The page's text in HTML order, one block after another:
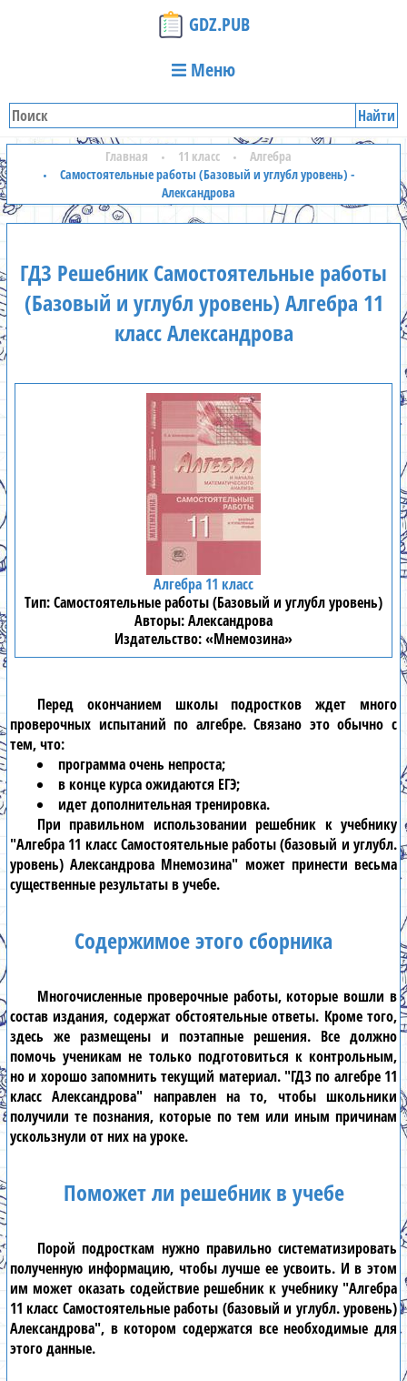
GDZ.PUB
Меню
Найти
Главная 11 класс
Алгебра
Самостоятельные работы (Базовый и углубл уровень) -
Александрова
ГДЗ Решебник Самостоятельные работы
(Базовый и углубл уровень) Алгебра 11
класс Александрова
Алгебра 11 класс
Самостоятельные работы (Базовый и углубл уровень)
Александрова
«Мнемозина»
Перед окончанием школы подростков ждет много
проверочных испытаний по алгебре. Связано это обычно с
тем, что:
программа очень непроста;
в конце курса ожидаются ЕГЭ;
идет дополнительная тренировка.
При правильном использовании решебник к учебнику
"Алгебра 11 класс Самостоятельные работы (базовый и углубл.
уровень) Александрова Мнемозина" может принести весьма
существенные результаты в учебе.
Содержимое этого сборника
Многочисленные проверочные работы, которые вошли в
состав издания, содержат обстоятельные ответы. Кроме того,
здесь же размещены и поэтапные решения. Все должно
помочь ученикам не только подготовиться к контрольным,
но и хорошо запомнить текущий материал. "ГДЗ по алгебре 11
класс Александрова" направлен на то, чтобы школьники
получили те познания, которые по тем или иным причинам
ускользнули от них на уроке.
Поможет ли решебник в учебе
Порой подросткам нужно правильно систематизировать
полученную информацию, чтобы лучше ее усвоить. И в этом
им может оказать содействие решебник к учебнику "Алгебра
11 класс Самостоятельные работы (базовый и углубл. уровень)
Александрова", в котором содержатся все необходимые для
этого данные.